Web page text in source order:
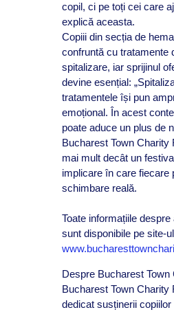
copil, ci pe toți cei care
explică aceasta.
Copiii din secția de
confruntă cu tratamente
spitalizare, iar sprijinul
devine esențial:
tratamentele își pun
emoțional. În acest
poate aduce un plus de
Bucharest Town Charity
mai mult decât un
implicare în care fiecare
schimbare reală.
Toate informațiile
sunt disponibile pe site-
Despre Bucharest Town
Bucharest Town Charity
dedicat susținerii